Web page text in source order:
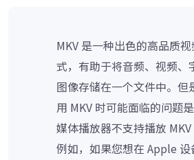
MKV 是一种出色的高品质
式，有助于将音频、视频、
图像存储在一个文件中。但
用 MKV 时可能面临的问题
媒体播放器不支持播放 MKV
例如，如果您想在 Apple 设